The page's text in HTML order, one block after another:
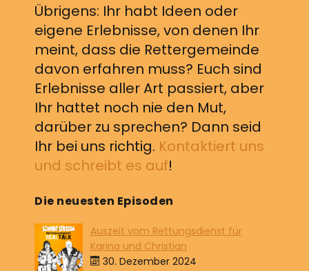
Übrigens: Ihr habt Ideen oder
eigene Erlebnisse, von denen Ihr
meint, dass die Rettergemeinde
davon erfahren muss? Euch sind
Erlebnisse aller Art passiert, aber
Ihr hattet noch nie den Mut,
darüber zu sprechen? Dann seid
Ihr bei uns richtig. Kontaktiert uns
und schreibt es auf!
Die neuesten Episoden
Auszeit vom Rettungsdienst für
Karina und Christian
30. Dezember 2024